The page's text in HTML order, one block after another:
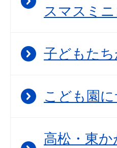
スマスミ
子どもた
こども園
高松・東